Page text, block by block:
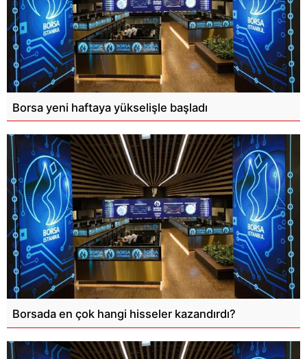
Borsa yeni haftaya yükselişle başladı
Borsada en çok hangi hisseler kazandırdı?